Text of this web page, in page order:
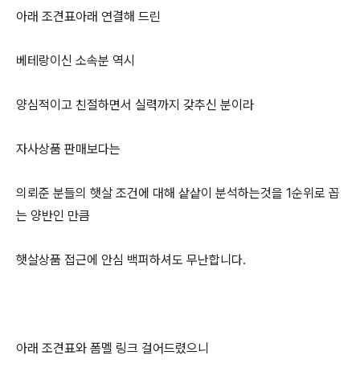
아래 조견표아래 연결해 드린
베테랑이신 소속분 역시
양심적이고 친절하면서 실력까지 갖추신 분이라
자사상품 판매보다는
의뢰준 분들의 햇살 조건에 대해 샅샅이 분석하는것을 1순위로 꼽
는 양반인 만큼
햇살상품 접근에 안심 백퍼하셔도 무난합니다.
아래 조견표와 폼멜 링크 걸어드렸으니